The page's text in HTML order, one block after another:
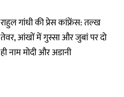
राहुल गांधी की प्रेस कांफ्रेंस: तल्ख
तेवर, आंखों में गुस्सा और जुबां पर दो
ही नाम मोदी और अडानी